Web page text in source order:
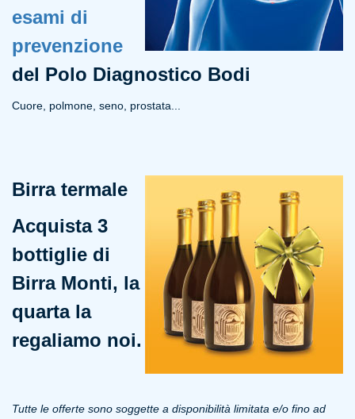
esami di
prevenzione
del Polo Diagnostico Bodi
Cuore, polmone, seno, prostata...
Birra termale
Acquista 3
bottiglie di
Birra Monti, la
quarta la
regaliamo noi.
Tutte le offerte sono soggette a disponibilità limitata e/o fino ad